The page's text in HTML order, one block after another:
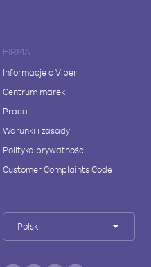
FIRMA
Informacje o Viber
Centrum marek
Praca
Warunki i zasady
Polityka prywatności
Customer Complaints Code
Polski